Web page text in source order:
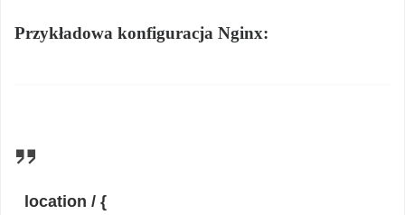
Przykładowa konfiguracja Nginx:
location / {